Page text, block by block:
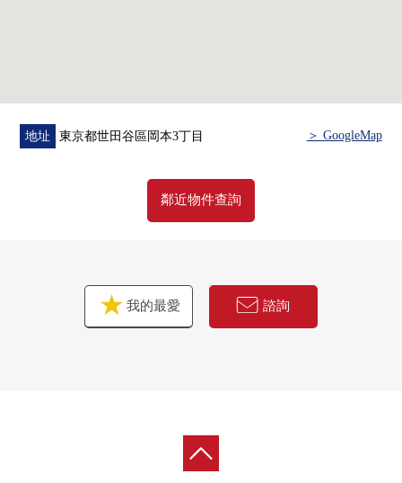
地址 東京都世田谷區岡本3丁目 ＞ GoogleMap
鄰近物件查詢
我的最愛 諮詢